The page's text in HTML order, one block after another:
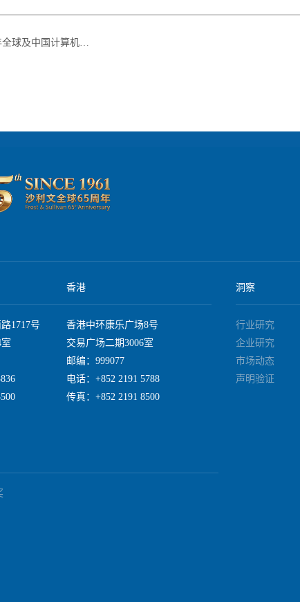
层扫描（CT）设备市场研究报告》
香港
1717号
香港中环康乐广场8号
交易广场二期3006室
邮编：999077
电话：+852 2191 5788
传真：+852 2191 8500
洞察
行业研究
企业研究
市场动态
声明验证